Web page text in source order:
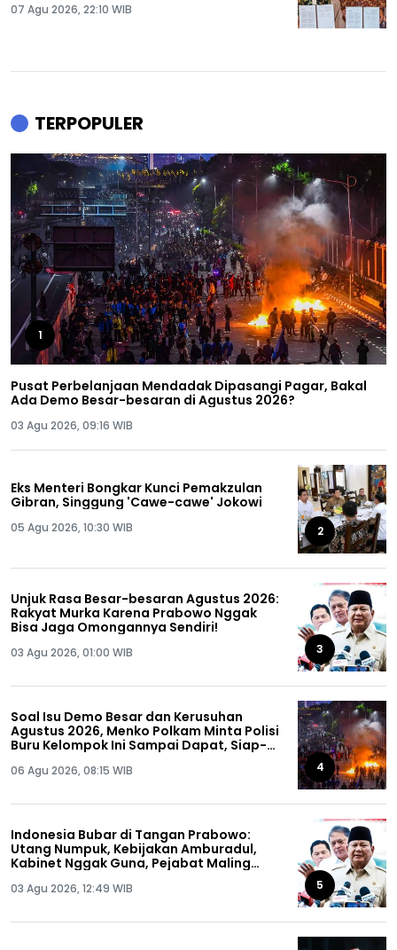
07 Agu 2026, 22:10 WIB
TERPOPULER
1
Pusat Perbelanjaan Mendadak Dipasangi Pagar, Bakal
Ada Demo Besar-besaran di Agustus 2026?
03 Agu 2026, 09:16 WIB
Eks Menteri Bongkar Kunci Pemakzulan
Gibran, Singgung 'Cawe-cawe' Jokowi
05 Agu 2026, 10:30 WIB 2
Unjuk Rasa Besar-besaran Agustus 2026:
Rakyat Murka Karena Prabowo Nggak
Bisa Jaga Omongannya Sendiri!
03 Agu 2026, 01:00 WIB 3
Soal Isu Demo Besar dan Kerusuhan
Agustus 2026, Menko Polkam Minta Polisi
Buru Kelompok Ini Sampai Dapat, Siap-
06 Agu 2026, 08:15 WIB 4
Indonesia Bubar di Tangan Prabowo:
Utang Numpuk, Kebijakan Amburadul,
Kabinet Nggak Guna, Pejabat Maling
03 Agu 2026, 12:49 WIB 5